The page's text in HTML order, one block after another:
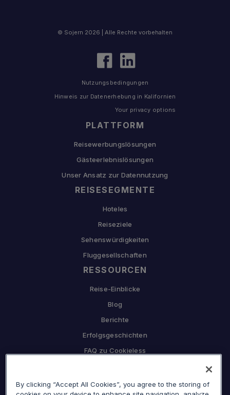
PLATTFORM
Reisewerbungslösungen
Gästeerlebnislösungen
Unser Ansatz zur Datennutzung
REISESEGMENTE
Hoteles
Reiseziele
Sehenswürdigkeiten
Fluggesellschaften
RESSOURCEN
Reise-Einblicke
Blog
Berichte
Erfolgsgeschichten
FAQ zu Cookieless
Warum Sojern
© Sojern 2026 | Alle Rechte vorbehalten
Nutzungsbedingungen
Hinweis zur Datenerhebung in Kalifornien
Your privacy options
By clicking “Accept All Cookies”, you agree to the storing of